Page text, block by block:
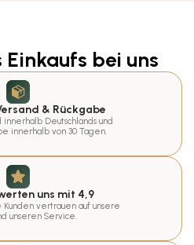
bei uns
& Rückgabe
innerhalb Deutschlands und
innerhalb von 30 Tagen.
uns mit 4,9
vertrauen auf unsere
unseren Service.